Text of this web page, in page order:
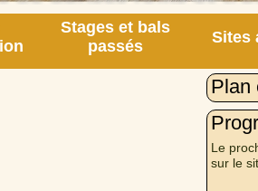
Stages et bals
passés
Sites
Plan
Le
sur le